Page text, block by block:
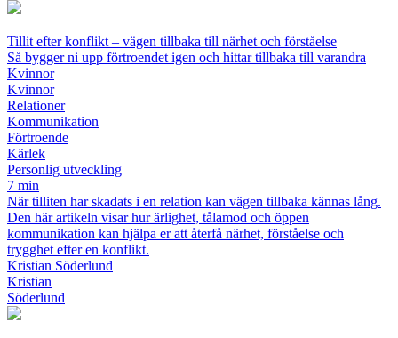
Tillit efter konflikt – vägen tillbaka till närhet och förståelse
Så bygger ni upp förtroendet igen och hittar tillbaka till varandra
Kvinnor
Kvinnor
Relationer
Kommunikation
Förtroende
Kärlek
Personlig utveckling
7 min
När tilliten har skadats i en relation kan vägen tillbaka kännas lång.
Den här artikeln visar hur ärlighet, tålamod och öppen
kommunikation kan hjälpa er att återfå närhet, förståelse och
trygghet efter en konflikt.
Kristian Söderlund
Kristian
Söderlund